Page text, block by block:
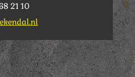
21 10